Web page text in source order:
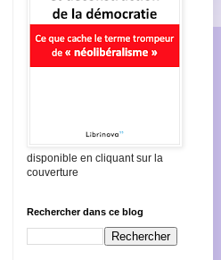
disponible en cliquant sur la
couverture
Rechercher dans ce blog